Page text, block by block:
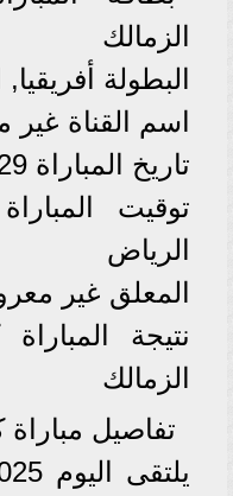
الزمالك
البطولة أفريقيا,
اسم القناة
تاريخ المباراة 29 نوفمبر 2025
الرياض
المعلق غير
الزمالك
تفاصيل مباراة